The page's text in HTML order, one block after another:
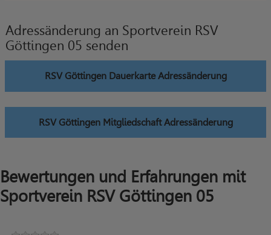
Adressänderung an Sportverein RSV
Göttingen 05 senden
RSV Göttingen Dauerkarte Adressänderung
RSV Göttingen Mitgliedschaft Adressänderung
Bewertungen und Erfahrungen mit
Sportverein RSV Göttingen 05